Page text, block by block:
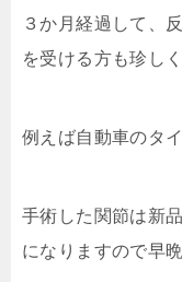
３か月経過して、
を受ける方も珍し
例えば自動車のタ
手術した関節は新
になりますので早